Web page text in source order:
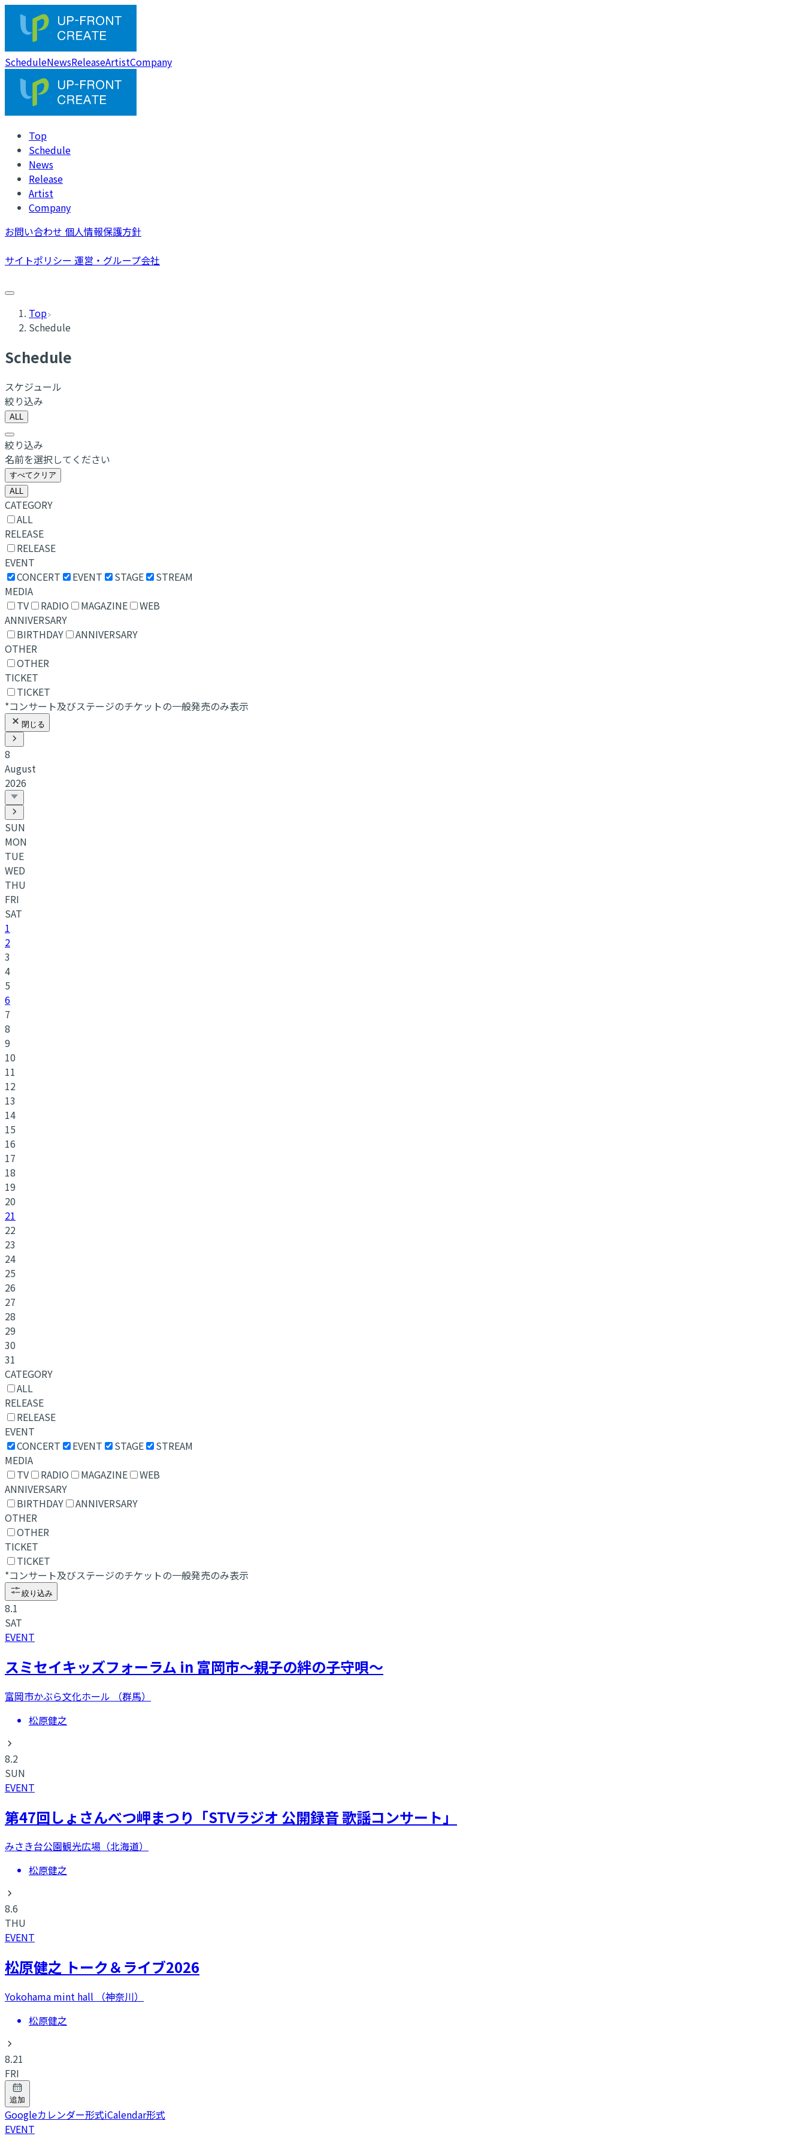
ScheduleNewsReleaseArtistCompany
Top
Schedule
News
Release
Artist
Company
お問い合わせ 個人情報保護方針
サイトポリシー 運営・グループ会社
Top
Schedule
Schedule
スケジュール
絞り込み
ALL
絞り込み
名前を選択してください
すべてクリア
ALL
CATEGORY
ALL
RELEASE
RELEASE
EVENT
CONCERT
EVENT STAGE
STREAM
MEDIA
TV
RADIO MAGAZINE
WEB
ANNIVERSARY
BIRTHDAY
ANNIVERSARY
OTHER
OTHER
TICKET
TICKET
*コンサート及びステージのチケットの一般発売のみ表示
閉じる
8
August
2026
SUN
MON
TUE
WED
THU
FRI
SAT
1
2
3
4
5
6
7
8
9
10
11
12
13
14
15
16
17
18
19
20
21
22
23
24
25
26
27
28
29
30
31
CATEGORY
ALL
RELEASE
RELEASE
EVENT
CONCERT
EVENT STAGE
STREAM
MEDIA
TV
RADIO MAGAZINE
WEB
ANNIVERSARY
BIRTHDAY
ANNIVERSARY
OTHER
OTHER
TICKET
TICKET
*コンサート及びステージのチケットの一般発売のみ表示
絞り込み
8.1
SAT
EVENT
スミセイキッズフォーラム in 富岡市～親子の絆の子守唄～
富岡市かぶら文化ホール （群馬）
松原健之
8.2
SUN
EVENT
第47回しょさんべつ岬まつり「STVラジオ 公開録音 歌謡コンサート」
みさき台公園観光広場（北海道）
松原健之
8.6
THU
EVENT
松原健之 トーク＆ライブ2026
Yokohama mint hall （神奈川）
松原健之
8.21
FRI
追加
Googleカレンダー形式iCalendar形式
EVENT